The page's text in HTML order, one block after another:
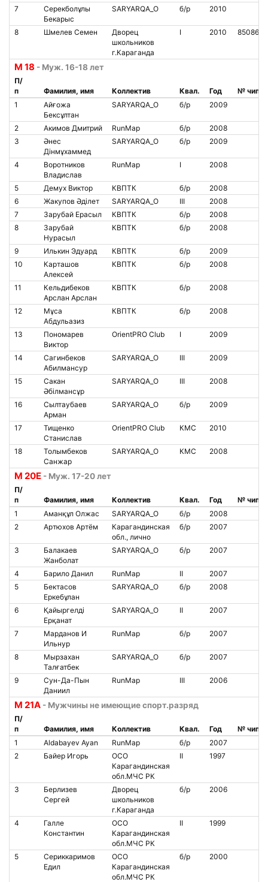
7
Серекболұлы
Бекарыс
SARYARQA_O б/р 2010
8 Шмелев Семен
Дворец
школьников
г.Караганда
I 2010 8508617
М 18 - Муж. 16-18 лет
П/
п
Фамилия, имя Коллектив Квал. Год
№ чипа
1
Айғожа
Бексұлтан
SARYARQA_O б/р 2009
2 Акимов Дмитрий RunMap б/р
2008
3
Әнес
Дінмұхаммед
SARYARQA_O б/р 2009
4
Воротников
Владислав
RunMap I 2008
5 Демух Виктор КВПТК б/р
2008
6
Жакупов Әділет SARYARQA_O III
2008
7
Зарубай Ерасыл КВПТК б/р
2008
8
Зарубай
Нурасыл
КВПТК б/р 2008
9 Илькин Эдуард КВПТК б/р
2009
10
Карташов
Алексей
КВПТК б/р 2008
11
Кельдибеков
Арслан Арслан
КВПТК б/р 2008
12
Мұса
Абдульазиз
КВПТК б/р 2008
13
Пономарев
Виктор
OrientPRO Club I 2009
14
Сагинбеков
Абилмансур
SARYARQA_O III 2009
15
Сакан
Әбілмансұр
SARYARQA_O III 2008
16
Сылтаубаев
Арман
SARYARQA_O б/р 2009
17
Тищенко
Станислав
OrientPRO Club КМС 2010
18
Толымбеков
Санжар
SARYARQA_O КМС 2008
М 20Е - Муж. 17-20 лет
П/
п
Фамилия, имя Коллектив Квал. Год
№ чипа
1
Аманқұл Олжас SARYARQA_O б/р
2008
2
Артюхов Артём
Карагандинская
обл., лично
б/р 2007
3
Балакаев
Жанболат
SARYARQA_O б/р 2007
4 Барило Данил RunMap II
2007
5
Бектасов
Еркебұлан
SARYARQA_O б/р 2008
6
Қайыргелді
Ерқанат
SARYARQA_O II 2007
7
Марданов И
Ильнур
RunMap б/р 2007
8
Мырзахан
Талғатбек
SARYARQA_O б/р 2007
9
Сун-Да-Пын
Даниил
RunMap III 2006
М 21А - Мужчины не имеющие спорт.разряд
П/
п
Фамилия, имя Коллектив Квал. Год
№ чипа
1
Aldabayev Ayan RunMap б/р
2007
2
Байер Игорь
ОСО
Карагандинская
обл.МЧС РК
II 1997
3
Берлизев
Сергей
Дворец
школьников
г.Караганда
б/р 2006
4
Галле
Константин
ОСО
Карагандинская
обл.МЧС РК
II 1999
5
Сериккаримов
Едил
ОСО
Карагандинская
обл.МЧС РК
б/р 2000